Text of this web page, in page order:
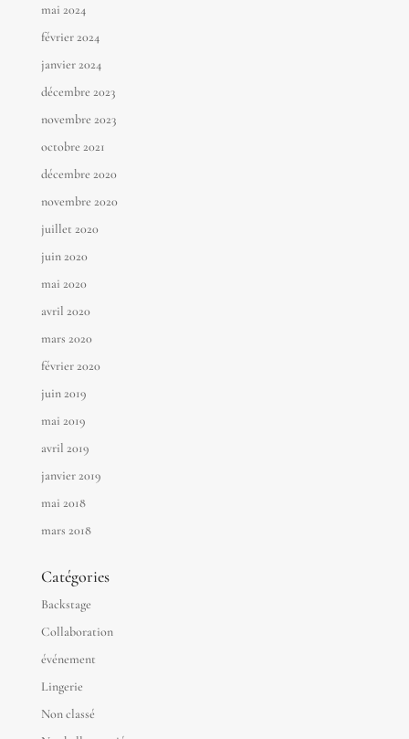
mai 2024
février 2024
janvier 2024
décembre 2023
novembre 2023
octobre 2021
décembre 2020
novembre 2020
juillet 2020
juin 2020
mai 2020
avril 2020
mars 2020
février 2020
juin 2019
mai 2019
avril 2019
janvier 2019
mai 2018
mars 2018
Catégories
Backstage
Collaboration
événement
Lingerie
Non classé